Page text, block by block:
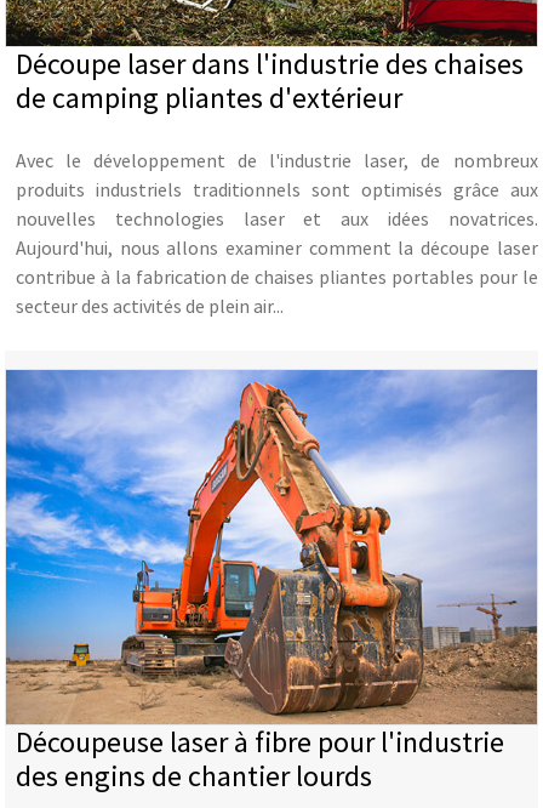
Découpe laser dans l'industrie des chaises
de camping pliantes d'extérieur
Avec le développement de l'industrie laser, de nombreux
produits industriels traditionnels sont optimisés grâce aux
nouvelles technologies laser et aux idées novatrices.
Aujourd'hui, nous allons examiner comment la découpe laser
contribue à la fabrication de chaises pliantes portables pour le
secteur des activités de plein air...
Découpeuse laser à fibre pour l'industrie
des engins de chantier lourds